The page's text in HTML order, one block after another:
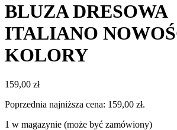
BLUZA DRESOWA
ITALIANO
KOLORY
159,00 zł
Poprzednia najniższa cena: 159,00 zł.
1 w magazynie (może być zamówiony)